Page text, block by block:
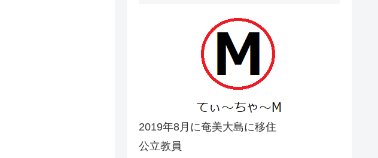
2019年8月に奄美大島に移住
公立教員